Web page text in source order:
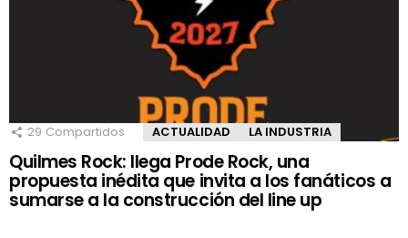
29 Compartidos ACTUALIDAD LA INDUSTRIA
Quilmes Rock: llega Prode Rock, una
propuesta inédita que invita a los fanáticos a
sumarse a la construcción del line up